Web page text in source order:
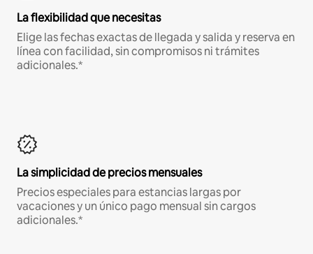
La flexibilidad que necesitas
Elige las fechas exactas de llegada y salida y reserva en
línea con facilidad, sin compromisos ni trámites
adicionales.*
La simplicidad de precios mensuales
Precios especiales para estancias largas por
vacaciones y un único pago mensual sin cargos
adicionales.*